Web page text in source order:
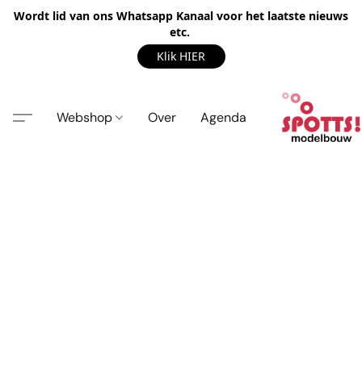
Wordt lid van ons Whatsapp Kanaal voor het laatste nieuws
etc.
Klik HIER
Webshop Over Agenda